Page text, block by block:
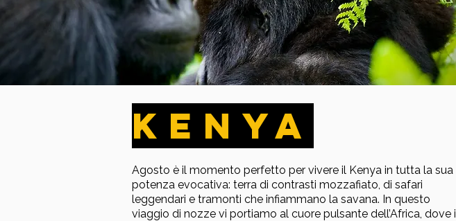
KENYA
Agosto è il momento perfetto per vivere il Kenya in tutta la sua
potenza evocativa: terra di contrasti mozzafiato, di safari
leggendari e tramonti che infiammano la savana. In questo
viaggio di nozze vi portiamo al cuore pulsante dell’Africa, dove i